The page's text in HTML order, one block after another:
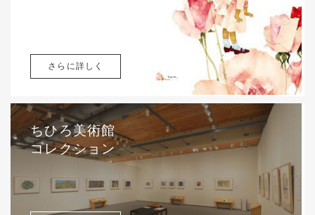
さらに詳しく
ちひろ美術館
コレクション